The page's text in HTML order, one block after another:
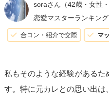
日々に集中し、過去の経験を
するように心掛けてください
現在のパートナーに投影せ
それから、「良い男性」の
soraさん （42歳・女性
恋愛マスターランキング
合コン・紹介で交際 マ
私もそのような経験があるた
す。特に元カレとの思い出は